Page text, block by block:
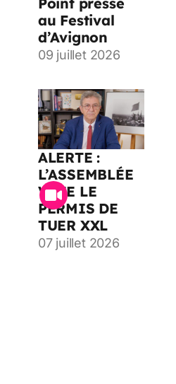
au Festival
d’Avignon
09 juillet 2026
ALERTE :
L’ASSEMBLÉE
VOTE LE
PERMIS DE
TUER XXL
07 juillet 2026